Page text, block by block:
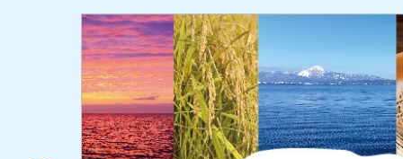
康づくり課）】
2026年08月01日
大腸がん検診（指定医療機関一
2
枚
目
の